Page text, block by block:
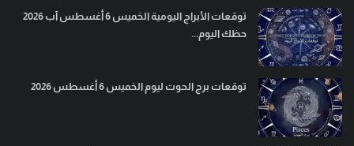
توقعات الأبراج اليومية الخميس 6 أغسطس آب 2026
حظك اليوم...
توقعات برج الحوت ليوم الخميس 6 أغسطس 2026